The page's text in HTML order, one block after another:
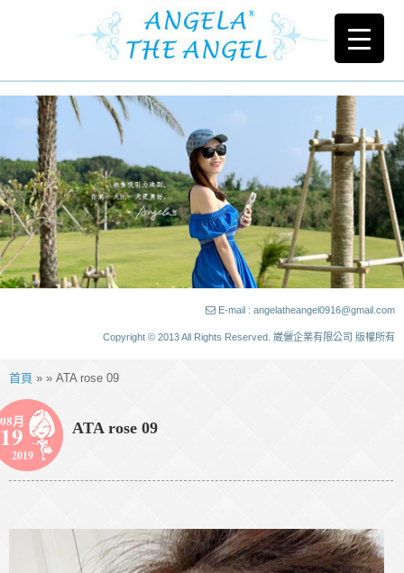
E-mail : angelatheangel0916@gmail.com
Copyright © 2013 All Rights Reserved. 崴儷企業有限公司 版權所有
首頁 » » ATA rose 09
08月
19
2019
ATA rose 09